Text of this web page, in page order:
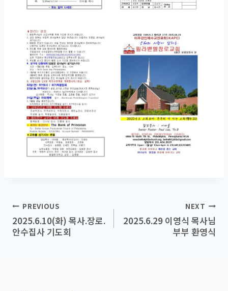
Post
navigation
PREVIOUS
2025.6.10(화) 목사.장로.
안수집사 기도회
NEXT
2025.6.29 이영식 목사님
부부 환영식